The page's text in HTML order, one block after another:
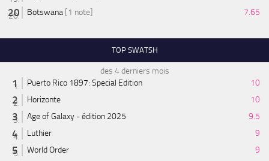
Botswana [1 note] 7.65
TOP SWATSH
des 4 derniers mois
Puerto Rico 1897: Special Edition
10
Horizonte
10
Age of Galaxy - édition 2025
9.5
Luthier
9
World Order
9